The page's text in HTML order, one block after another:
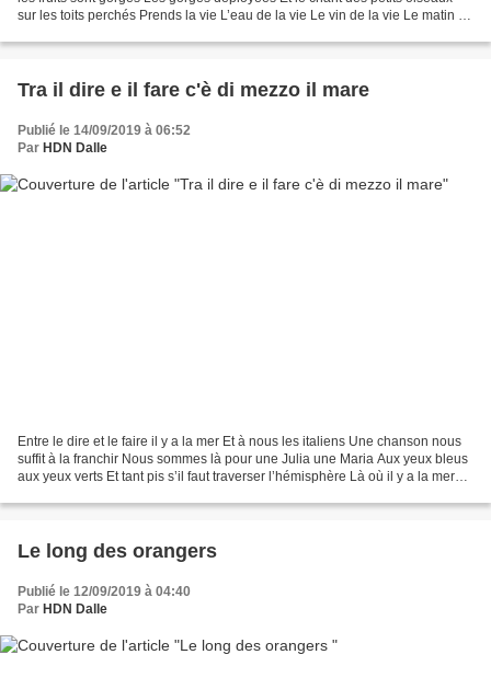
sur les toits perchés Prends la vie L’eau de la vie Le vin de la vie Le matin le
Tra il dire e il fare c'è di mezzo il mare
Publié le 14/09/2019 à 06:52
Par HDN Dalle
Entre le dire et le faire il y a la mer Et à nous les italiens Une chanson nous
suffit à la franchir Nous sommes là pour une Julia une Maria Aux yeux bleus
aux yeux verts Et tant pis s’il faut traverser l’hémisphère Là où il y a la mer
Le long des orangers
Publié le 12/09/2019 à 04:40
Par HDN Dalle